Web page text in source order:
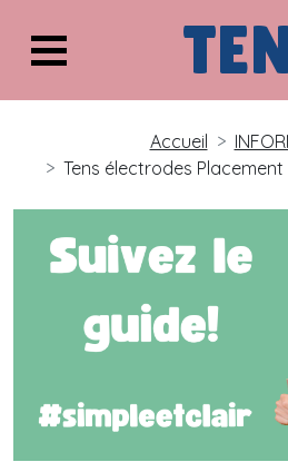
Accueil
Tens électrodes